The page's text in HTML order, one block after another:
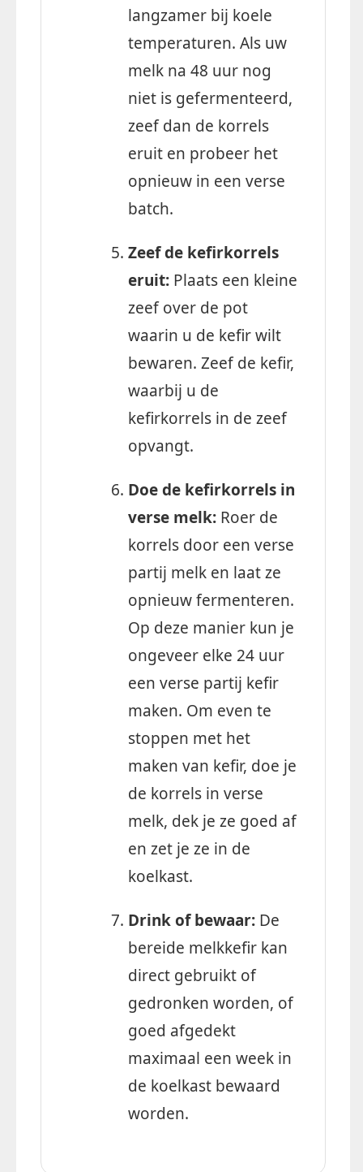
langzamer bij koele
temperaturen. Als uw
melk na 48 uur nog
niet is gefermenteerd,
zeef dan de korrels
eruit en probeer het
opnieuw in een verse
batch.
Zeef de kefirkorrels
eruit: Plaats een kleine
zeef over de pot
waarin u de kefir wilt
bewaren. Zeef de kefir,
waarbij u de
kefirkorrels in de zeef
opvangt.
Doe de kefirkorrels in
verse melk: Roer de
korrels door een verse
partij melk en laat ze
opnieuw fermenteren.
Op deze manier kun je
ongeveer elke 24 uur
een verse partij kefir
maken. Om even te
stoppen met het
maken van kefir, doe je
de korrels in verse
melk, dek je ze goed af
en zet je ze in de
koelkast.
Drink of bewaar: De
bereide melkkefir kan
direct gebruikt of
gedronken worden, of
goed afgedekt
maximaal een week in
de koelkast bewaard
worden.